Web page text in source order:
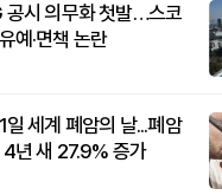
공시 의무화 첫발…스코
예·면책 논란
일 세계 폐암의 날...폐암
4년 새 27.9% 증가